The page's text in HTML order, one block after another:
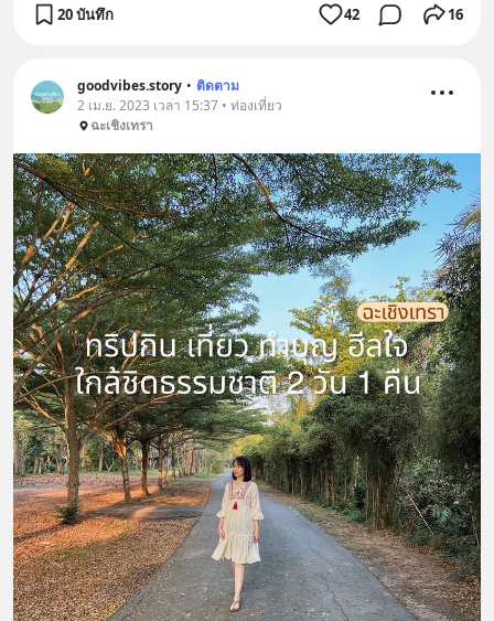
20 บันทึก 42 16
goodvibes.story • ติดตาม
2 เม.ย. 2023 เวลา 15:37 • ท่องเที่ยว
ฉะเชิงเทรา